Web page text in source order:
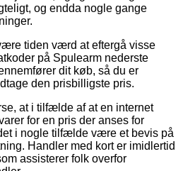
og endda nogle gange
tiden værd at eftergå visse
på Spulearm nederste
dit køb, så du er
den prisbilligste pris.
at i tilfælde af at en internet
for en pris der anses for
i nogle tilfælde være et bevis på
Handler med kort er imidlertid
assisterer folk overfor